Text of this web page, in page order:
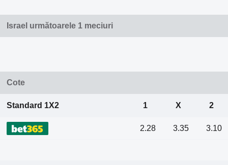
Israel următoarele 1 meciuri
Cote
Standard 1X2 1 X 2
2.28 3.35 3.10